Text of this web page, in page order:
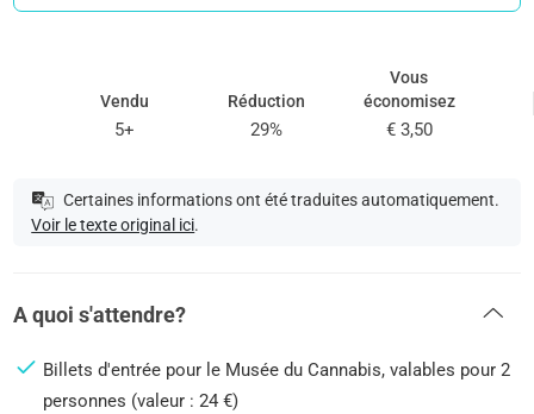
Vendu
5+
Réduction
29%
Vous
économisez
€ 3,50
Certaines informations ont été traduites automatiquement.
Voir le texte original ici.
A quoi s'attendre?
Billets d'entrée pour le Musée du Cannabis, valables pour 2
personnes (valeur : 24 €)